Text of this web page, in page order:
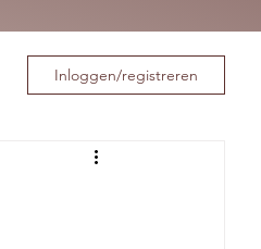
Inloggen/registreren